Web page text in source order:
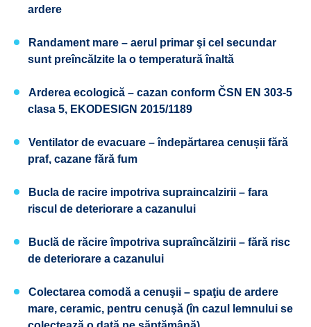
ardere
Randament mare – aerul primar şi cel secundar
sunt preîncălzite la o temperatură înaltă
Arderea ecologică – cazan conform ČSN EN 303-5
clasa 5, EKODESIGN 2015/1189
Ventilator de evacuare – îndepărtarea cenușii fără
praf, cazane fără fum
Bucla de racire impotriva supraincalzirii – fara
riscul de deteriorare a cazanului
Buclă de răcire împotriva supraîncălzirii – fără risc
de deteriorare a cazanului
Colectarea comodă a cenuşii – spaţiu de ardere
mare, ceramic, pentru cenuşă (în cazul lemnului se